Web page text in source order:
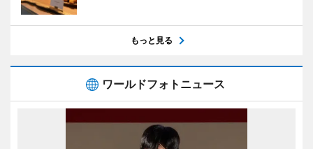
もっと見る
ワールドフォトニュース